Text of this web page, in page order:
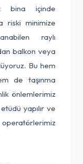
bina içinde
riski minimize
raylı
balkon veya
Bu hem
de taşınma
önlemlerimiz
yapılır ve